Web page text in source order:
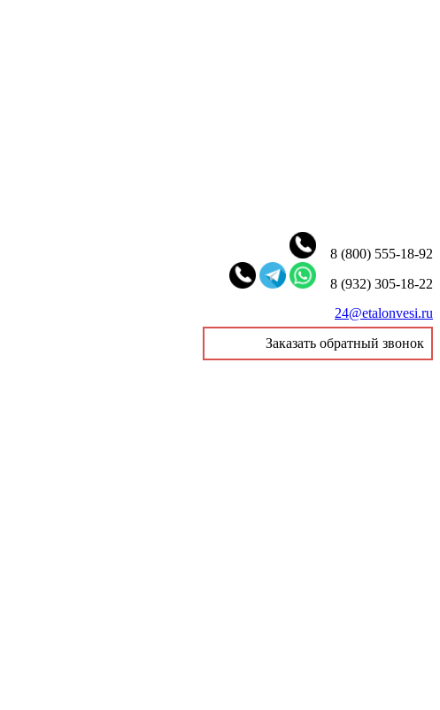
8 (800) 555-18-92
8 (932) 305-18-22
24@etalonvesi.ru
Заказать обратный звонок